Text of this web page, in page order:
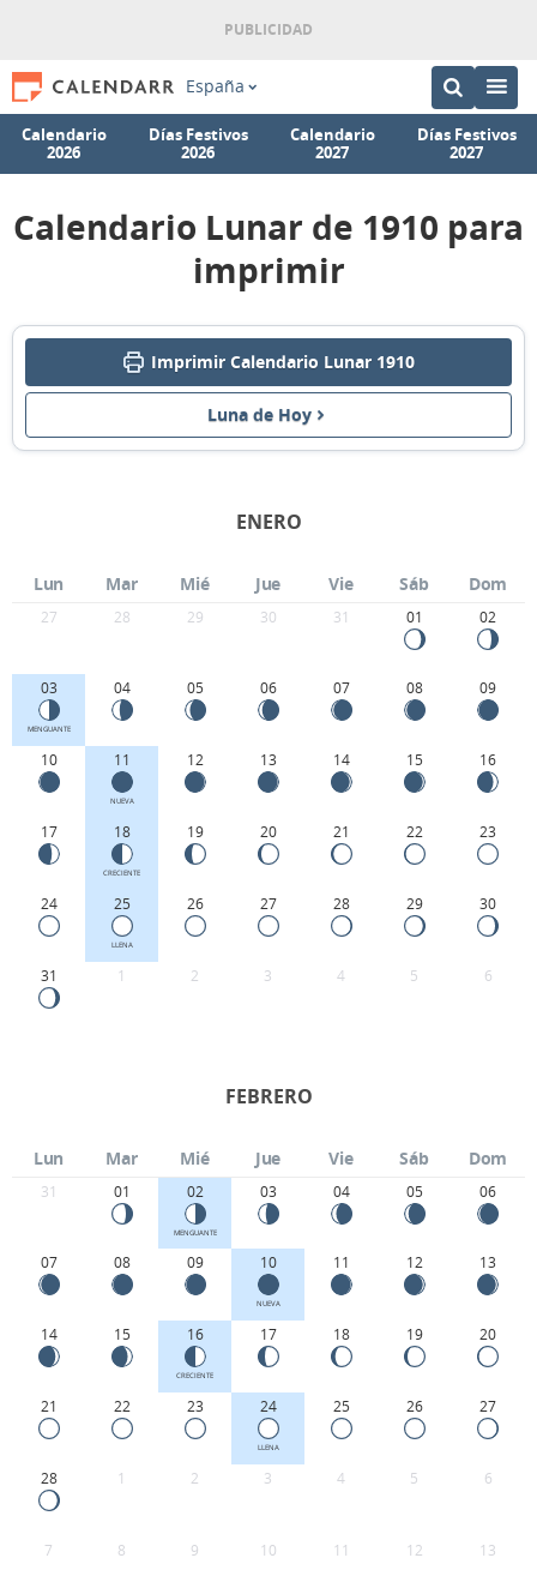
España
Calendario
2026
Días Festivos
2026
Calendario
2027
Días Festivos
2027
Calendario Lunar de 1910 para
imprimir
Imprimir Calendario Lunar 1910
Luna de Hoy
ENERO
Lun Mar Mié Jue Vie Sáb Dom
27 28 29 30 31 01 02
03
MENGUANTE
04 05 06 07 08 09
10 11
NUEVA
12 13 14 15 16
17 18
CRECIENTE
19 20 21 22 23
24 25
LLENA
26 27 28 29 30
31 1 2 3 4 5 6
FEBRERO
Lun Mar Mié Jue Vie Sáb Dom
31 01 02
MENGUANTE
03 04 05 06
07 08 09 10
NUEVA
11 12 13
14 15 16
CRECIENTE
17 18 19 20
21 22 23 24
LLENA
25 26 27
28 1 2 3 4 5 6
7 8 9 10 11 12 13